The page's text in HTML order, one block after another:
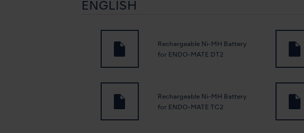
ENGLISH
Rechargeable Ni-MH Battery
for ENDO-MATE DT2
Rechargeable Ni-MH Battery
for ENDO-MATE TC2